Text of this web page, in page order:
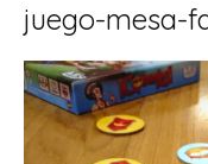
juego-mesa-